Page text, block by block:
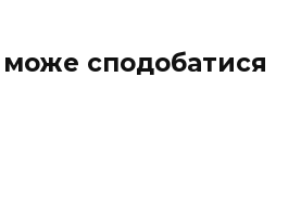
сподобатися